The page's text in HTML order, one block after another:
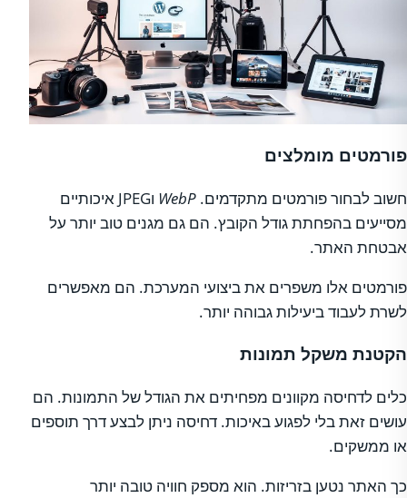
פורמטים מומלצים
חשוב לבחור פורמטים מתקדמים. WebP
וJPEG איכותיים
מסייעים בהפחתת גודל הקובץ. הם גם מגנים טוב יותר על
אבטחת האתר.
פורמטים אלו משפרים את ביצועי המערכת. הם מאפשרים
לשרת לעבוד ביעילות גבוהה יותר.
הקטנת משקל תמונות
כלים לדחיסה מקוונים מפחיתים את הגודל של התמונות. הם
עושים זאת בלי לפגוע באיכות. דחיסה ניתן לבצע דרך תוספים
או ממשקים.
כך האתר נטען בזריזות. הוא מספק חוויה טובה יותר